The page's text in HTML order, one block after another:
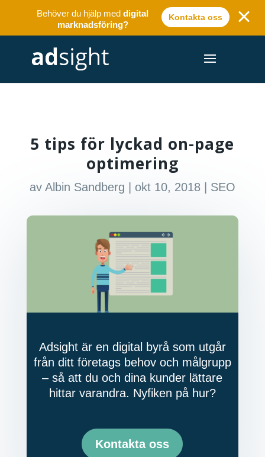
Behöver du hjälp meddigital
marknadsföring?
Kontakta oss
5 tips för lyckad on-page
optimering
av Albin Sandberg okt 10, 2018| SEO
Adsight är en digital byrå som utgår
från ditt företags behov och målgrupp
– så att du och dina kunder lättare
hittar varandra. Nyfiken på hur?
Kontakta oss